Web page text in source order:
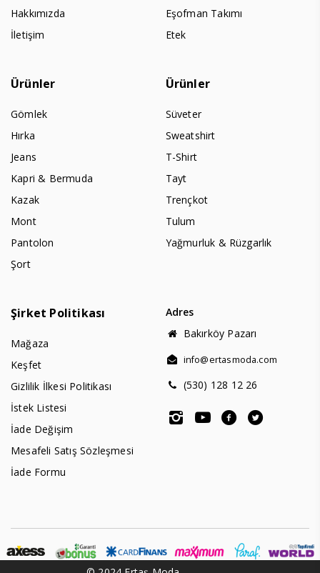
Hakkımızda
İletişim
Eşofman Takımı
Etek
Ürünler
Gömlek
Hırka
Jeans
Kapri & Bermuda
Kazak
Mont
Pantolon
Şort
Ürünler
Süveter
Sweatshirt
T-Shirt
Tayt
Trençkot
Tulum
Yağmurluk & Rüzgarlık
Şirket Politikası
Mağaza
Keşfet
Gizlilik İlkesi Politikası
İstek Listesi
İade Değişim
Mesafeli Satış Sözleşmesi
İade Formu
Adres
Bakırköy Pazarı
info@ertasmoda.com
(530) 128 12 26